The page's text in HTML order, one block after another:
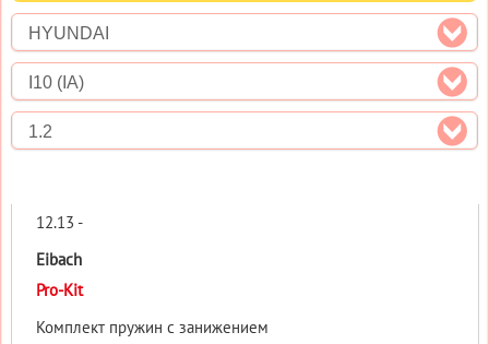
HYUNDAI
I10 (IA)
1.2
12.13 -
Eibach
Pro-Kit
Комплект пружин с занижением